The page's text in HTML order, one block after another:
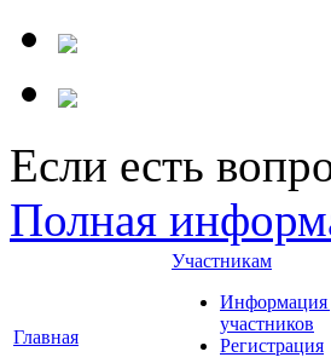
Если есть
Полная
Главная
Участникам
Информация
участников
Регистрация